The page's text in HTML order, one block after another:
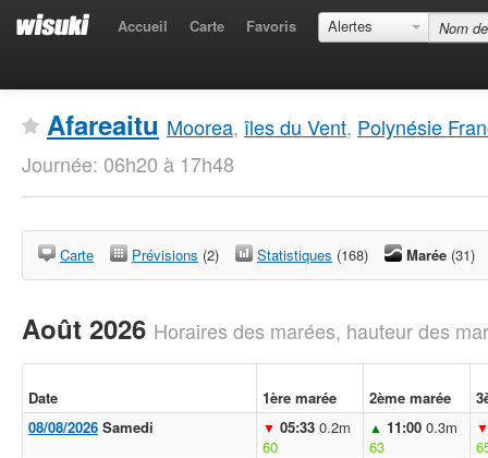
Accueil Carte Favoris Alertes
Afareaitu Moorea, îles du Vent, Polynésie
Journée: 06h20 à 17h48
Carte Prévisions (2) Statistiques (168) Marée (31)
Août 2026 Horaires des marées, hauteur des
Date 1ère marée 2ème marée
08/08/2026 Samedi ▼ 05:33 0.2m
60
▲ 11:00 0.3m
63
▼